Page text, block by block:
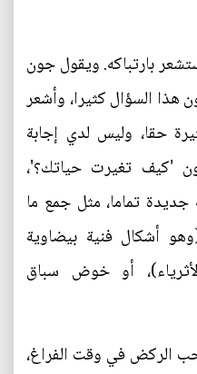
بارتباكه. ويقول جون
هذا السؤال كثيرا، وأشعر
حقا، وليس لدي إجابة
'كيف تغيرت حياتك؟'،
تماما، مثل جمع ما
أشكال فنية بيضاوية
أو خوض سباق
الركض في وقت الفراغ،